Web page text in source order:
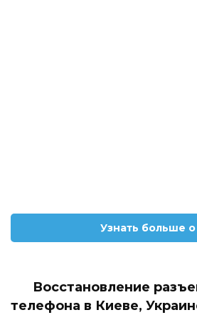
Узнать больше
Восстановление
телефона в Киеве,